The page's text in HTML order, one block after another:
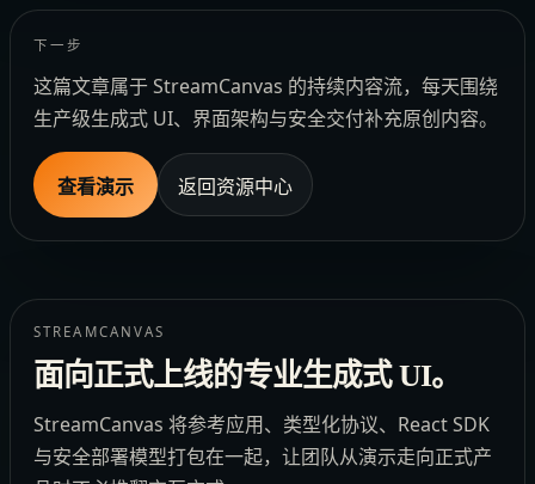
下一步
这篇文章属于 StreamCanvas 的持续内容流，每天围绕
生产级生成式 UI、界面架构与安全交付补充原创内容。
查看演示 返回资源中心
STREAMCANVAS
面向正式上线的专业生成式 UI。
StreamCanvas 将参考应用、类型化协议、React SDK
与安全部署模型打包在一起，让团队从演示走向正式产